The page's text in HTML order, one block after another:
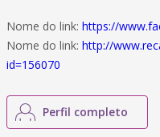
Nome do link: https://
Nome do link: http://
id=156070
Perfil completo